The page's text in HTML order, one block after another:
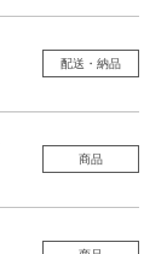
配送・納品
商品